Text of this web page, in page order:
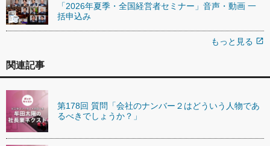
「2026年夏季・全国経営者セミナー」音声・動画 一
括申込み
もっと見る open_in_new
関連記事
第178回 質問「会社のナンバー２はどういう人物であ
るべきでしょうか？」